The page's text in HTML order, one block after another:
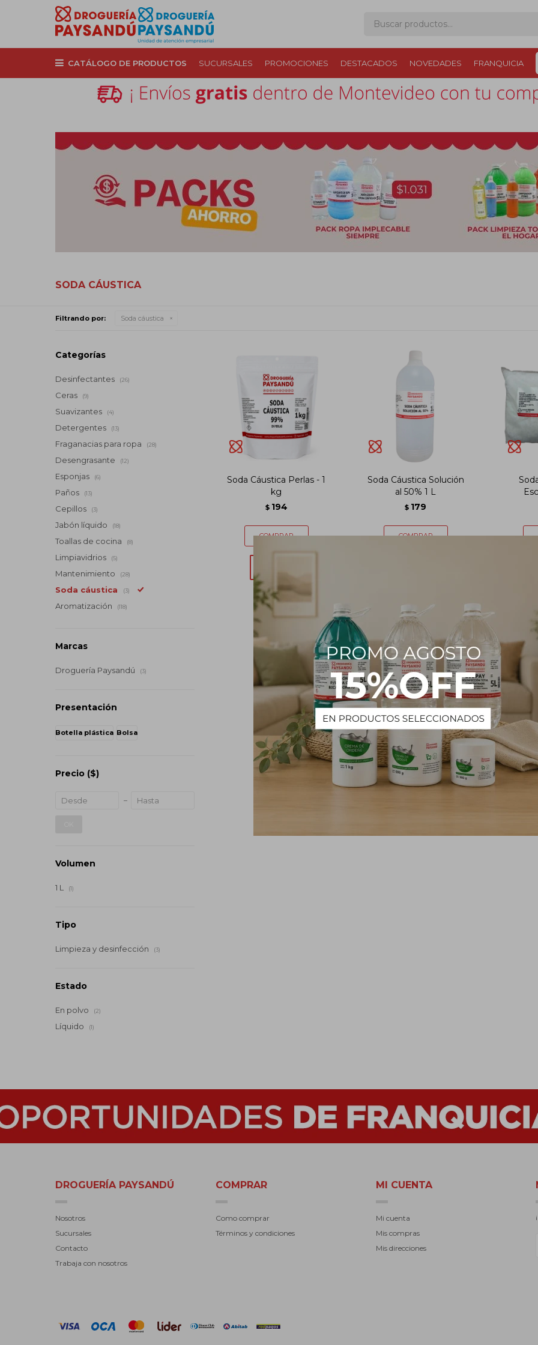
CATÁLOGO DE PRODUCTOS SUCURSALES PROMOCIONES DESTACADOS NOVEDADES FRANQUICIA
SODA CÁUSTICA
Filtrando por: Soda cáustica
Soda Cáustica Perlas - 1
kg
$ 194
Soda Cáustica Solución
al 50% 1 L
$ 179
Categorías
Desinfectantes (26)
Ceras (9)
Suavizantes (4)
Detergentes (13)
Fraganacias para ropa (28)
Desengrasante (12)
Esponjas (6)
Paños (13)
Cepillos (3)
Jabón líquido (18)
Toallas de cocina (8)
Limpiavidrios (5)
Mantenimiento (28)
Soda cáustica (3)
Aromatización (118)
Marcas
Droguería Paysandú (3)
Presentación
Botella plástica Bolsa
Precio ($)
Volumen
1 L (1)
Tipo
Limpieza y desinfección (3)
Estado
En polvo (2)
Líquido (1)
DROGUERÍA PAYSANDÚ
Nosotros
Sucursales
Contacto
Trabaja con nosotros
COMPRAR
Como comprar
Términos y condiciones
MI CUENTA
Mi cuenta
Mis compras
Mis direcciones